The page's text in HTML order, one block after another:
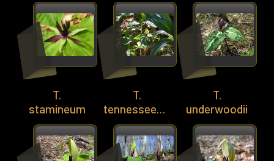
T.
stamineum
T.
tennesseense
T.
underwoodii